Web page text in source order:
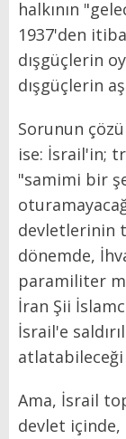
halkının
1937'den
dışgüçlerin
dışgüçlerin
Sorunun
ise: İsrail'in;
"samimi bir
devletlerinin
dönemde,
paramiliter
İran Şii
İsrail'e
Ama, İsrail
devlet içinde,